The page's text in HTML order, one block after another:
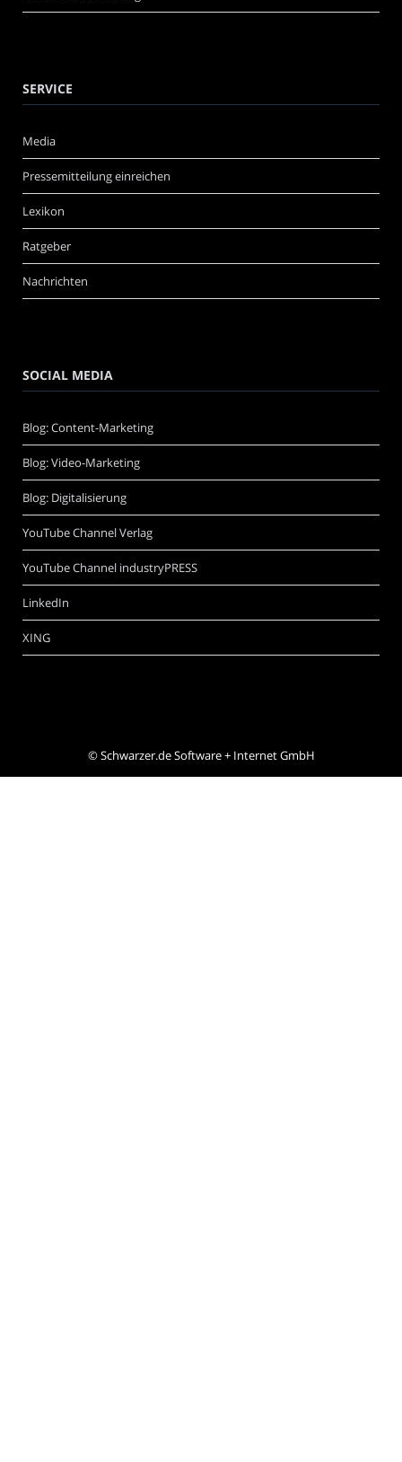
SERVICE
Media
Pressemitteilung einreichen
Lexikon
Ratgeber
Nachrichten
SOCIAL MEDIA
Blog: Content-Marketing
Blog: Video-Marketing
Blog: Digitalisierung
YouTube Channel Verlag
YouTube Channel industryPRESS
LinkedIn
XING
©Schwarzer.de Software + Internet GmbH